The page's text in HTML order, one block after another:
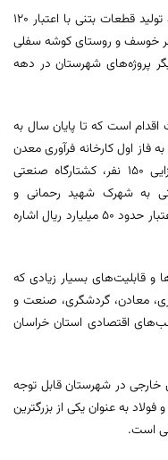
فرماندار خوسف با اشاره به اینکه افتتاح پروژه تولید قطعات بتنی با اعتبار ۱۲۰
بوم‌گردی در شهر خوسف و روستای کوشه سفلی
میلیون ریال از دیگر پروژه‌های شهرستان در دهه
است که تا پایان سال به
فاز اول کارخانه فرآوری معدن
طلای کودکان با ۲۹۶ میلیارد ریال و اشتغالزایی ۱۵۰ نفر، کشتارگاه صنعتی
ریال، گازرسانی به شهرک شهید رحمانی و
ایمن‌سازی ورودی شهر تازه تاسیس ماژان با اعتبار حدود ۵۰ میلیارد ریال اشاره
قابلیت‌های بسیار زیادی که
معادن، گردشگری، صنعت و
اقتصادی استان خراسان
خارجی در شهرستان قابل توجه
به عنوان یکی از بزرگترین
است.